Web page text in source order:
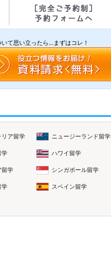
いて思い立ったら…まずはコレ！
リア留学 ニュージーランド留学
学 ハワイ留学
留学 シンガポール留学
学 スペイン留学